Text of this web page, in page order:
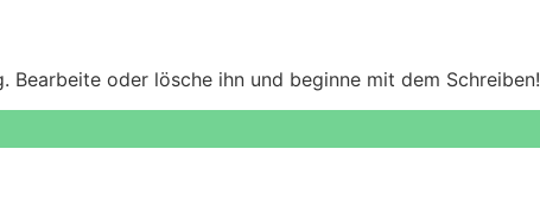
oder lösche ihn und beginne mit dem Schreiben!